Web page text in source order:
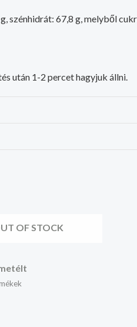
67,8 g, melyből
után 1-2 percet hagyjuk állni.
OF STOCK